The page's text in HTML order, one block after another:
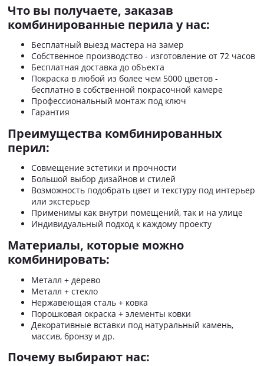
Что вы получаете, заказав
комбинированные перила у нас:
Бесплатный выезд мастера на замер
Собственное производство - изготовление от 72 часов
Бесплатная доставка до объекта
Покраска в любой из более чем 5000 цветов -
бесплатно в собственной покрасочной камере
Профессиональный монтаж под ключ
Гарантия
Преимущества комбинированных
перил:
Совмещение эстетики и прочности
Большой выбор дизайнов и стилей
Возможность подобрать цвет и текстуру под интерьер
или экстерьер
Применимы как внутри помещений, так и на улице
Индивидуальный подход к каждому проекту
Материалы, которые можно
комбинировать:
Металл + дерево
Металл + стекло
Нержавеющая сталь + ковка
Порошковая окраска + элементы ковки
Декоративные вставки под натуральный камень,
массив, бронзу и др.
Почему выбирают нас: